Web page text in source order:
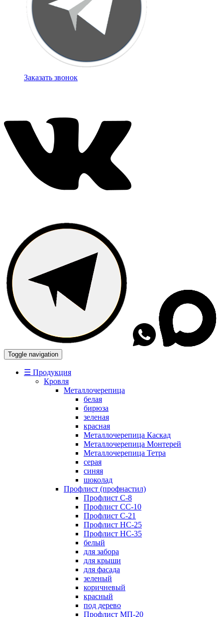
Заказать звонок
Toggle navigation
☰ Продукция
Кровля
Металлочерепица
белая
бирюза
зеленая
красная
Металлочерепица Каскад
Металлочерепица Монтерей
Металлочерепица Тетра
серая
синяя
шоколад
Профлист (профнастил)
Профлист С-8
Профлист СС-10
Профлист C-21
Профлист НС-25
Профлист НС-35
белый
для забора
для крыши
для фасада
зеленый
коричневый
красный
под дерево
Профлист МП-20